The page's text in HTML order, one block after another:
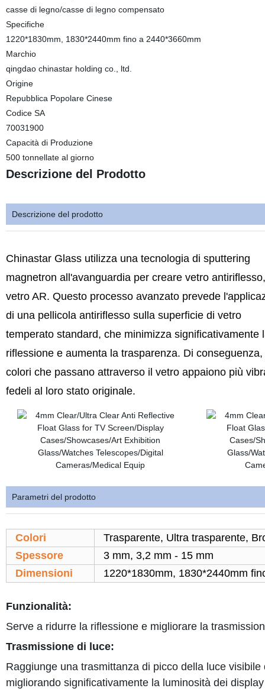
casse di legno/casse di legno compensato
Specifiche
1220*1830mm, 1830*2440mm fino a 2440*3660mm
Marchio
qingdao chinastar holding co., ltd.
Origine
Repubblica Popolare Cinese
Codice SA
70031900
Capacità di Produzione
500 tonnellate al giorno
Descrizione del Prodotto
Descrizione del prodotto
Chinastar Glass utilizza una tecnologia di sputtering
magnetron all'avanguardia per creare vetro
vetro AR. Questo processo avanzato prevede
di una pellicola antiriflesso sulla superficie di vetro
temperato standard, che minimizza significativamente
riflessione e aumenta la trasparenza. Di conseguenza,
colori che passano attraverso il vetro appaiono più
fedeli al loro stato originale.
Parametri del prodotto
Colori
Trasparente, Ultra trasparente,
Spessore
3 mm, 3,2 mm - 15 mm
Dimensioni
1220*1830mm, 1830*2440mm
Funzionalità:
Serve a ridurre la riflessione e migliorare la
Trasmissione di luce:
Raggiunge una trasmittanza di picco della luce
migliorando significativamente la luminosità dei